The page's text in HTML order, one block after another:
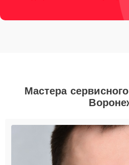
Мастера